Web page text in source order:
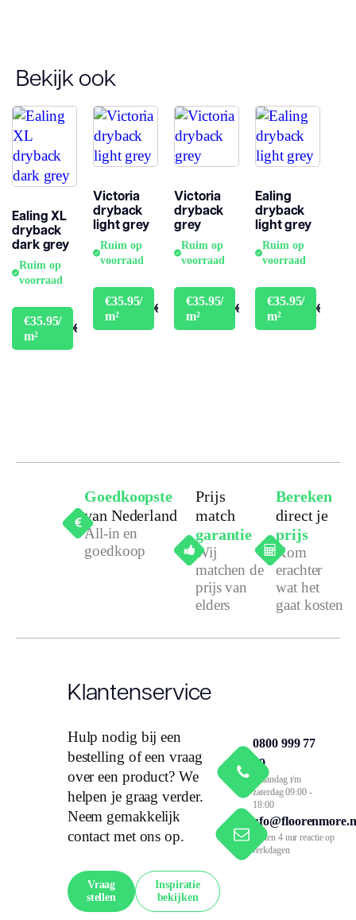
Bekijk ook
Ealing XL
dryback
dark grey
Ruim op
voorraad
€35.95/
m²
€39.95
Victoria
dryback
light grey
Ruim op
voorraad
€35.95/
m²
€39.95
Victoria
dryback
grey
Ruim op
voorraad
€35.95/
m²
€39.95
Ealing
dryback
light grey
Ruim op
voorraad
€35.95/
m²
€39.95
Goedkoopste
van Nederland
All-in en
goedkoop
Prijs
match
garantie
Wij
matchen de
prijs van
elders
Bereken
direct je
prijs
Kom
erachter
wat het
gaat kosten
Klantenservice
Hulp nodig bij een
bestelling of een vraag
over een product? We
helpen je graag verder.
Neem gemakkelijk
contact met ons op.
Vraag
stellen
Inspiratie
bekijken
0800 999 77
79
Maandag t/m
zaterdag 09:00 -
18:00
Binnen 4 uur reactie op
werkdagen